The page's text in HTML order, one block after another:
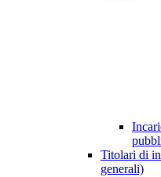
Titolari di
generali)